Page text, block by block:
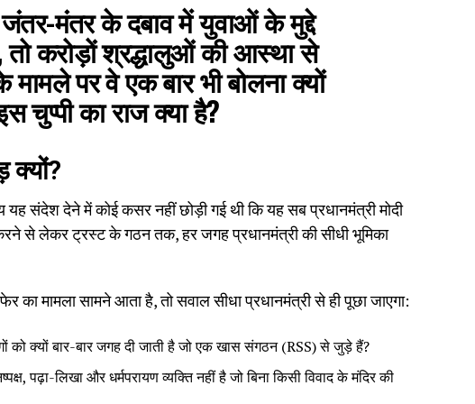
मंतर के दबाव में युवाओं के मुद्दे
करोड़ों श्रद्धालुओं की आस्था से
मामले पर वे एक बार भी बोलना क्यों
का राज क्या है?
क्यों?
यह संदेश देने में कोई कसर नहीं छोड़ी गई थी कि यह सब प्रधानमंत्री मोदी
से लेकर ट्रस्ट के गठन तक, हर जगह प्रधानमंत्री की सीधी भूमिका
मामला सामने आता है, तो सवाल सीधा प्रधानमंत्री से ही पूछा जाएगा:
को क्यों बार-बार जगह दी जाती है जो एक खास संगठन (RSS) से जुड़े हैं?
पढ़ा-लिखा और धर्मपरायण व्यक्ति नहीं है जो बिना किसी विवाद के मंदिर की